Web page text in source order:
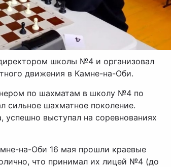
школы №4 и организовал
движения в Камне-на-Оби.
по шахматам в школу №4 по
сильное шахматное поколение.
выступал на соревнованиях
на-Оби 16 мая прошли краевые
что принимал их лицей №4 (до